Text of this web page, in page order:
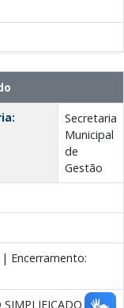
Secretaria
Municipal
de
Gestão
Encerramento:
SIMPLIFICADO nº